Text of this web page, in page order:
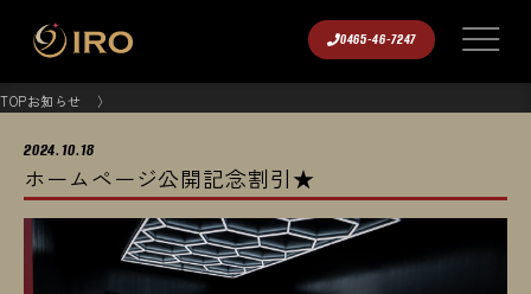
0465-46-7247
TOPお知らせ
2024.10.18
ホームページ公開記念割引★